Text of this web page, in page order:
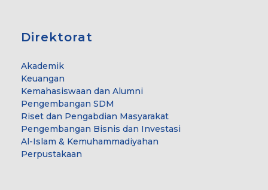
Direktorat
Akademik
Keuangan
Kemahasiswaan dan Alumni
Pengembangan SDM
Riset dan Pengabdian Masyarakat
Pengembangan Bisnis dan Investasi
Al-Islam & Kemuhammadiyahan
Perpustakaan